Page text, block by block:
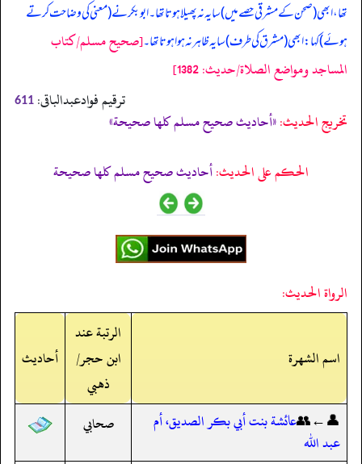
تھا، ابھی (صحن کے مشرقی حصے میں) سایہ نہ پھیلا ہوتا تھا۔ ابوبکر نے (معنی کی وضاحت کرتے
ہوئے) کہا: ابھی (مشرق کی طرف) سایہ ظاہر نہ ہوا ہوتا تھا۔[صحيح مسلم/كتاب
المساجد ومواضع الصلاة/حدیث: 1382]
ترقیم فوادعبدالباقی: 611
تخریج الحدیث:«أحاديث صحيح مسلم كلها صحيحة»
الحكم على الحديث:أحاديث صحيح مسلم كلها صحيحة
الرواة الحديث:
اسم الشهرة
الرتبة عند
ابن حجر/
ذهبي
أحاديث
👤←👥عائشة بنت أبي بكر الصديق، أم
عبد الله
صحابي